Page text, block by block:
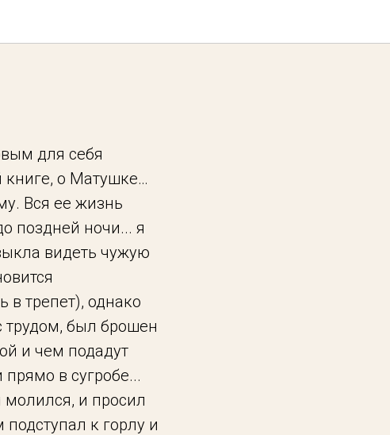
для себя
книге, о Матушке…
Вся ее жизнь
поздней ночи... я
видеть чужую
в трепет), однако
трудом, был брошен
и чем подадут
в сугробе...
и просил
к горлу и